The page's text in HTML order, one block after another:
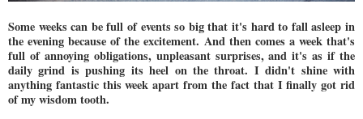
Some weeks can be full of events so big that it's hard to fall asleep in
the evening because of the excitement. And then comes a week that's
full of annoying obligations, unpleasant surprises, and it's as if the
daily grind is pushing its heel on the throat. I didn't shine with
anything fantastic this week apart from the fact that I finally got rid
of my wisdom tooth.